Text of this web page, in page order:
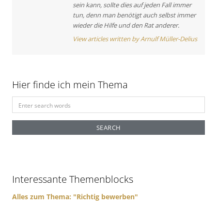
sein kann, sollte dies auf jeden Fall immer
tun, denn man benötigt auch selbst immer
wieder die Hilfe und den Rat anderer.
View articles written by Arnulf Müller-Delius
Hier finde ich mein Thema
e
r
o
Interessante Themenblocks
Alles zum Thema: "Richtig bewerben"